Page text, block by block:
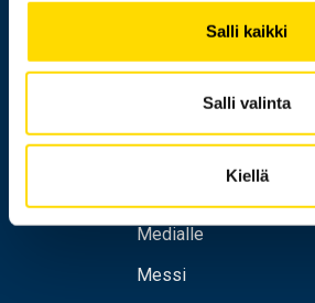
Salli kaikki
Salli valinta
Kiellä
Yliopisto
Henkilöhaku
Yhteystiedot
Medialle
Messi